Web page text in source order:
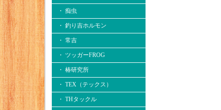
・ 痴虫
・ 釣り吉ホルモン
・ 常吉
・ ツッガーFROG
・ 椿研究所
・ TEX（テックス）
・ THタックル